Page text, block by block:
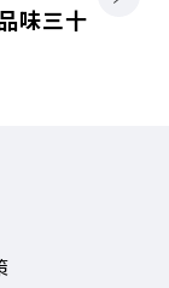
味三十